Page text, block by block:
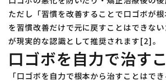
ただし「習慣を改善することで口ゴボが
を習慣改善だけで元に戻すことはできな
が現実的な認識として推奨されます[2]。
口ゴボを自力で治す
「口ゴボを自力で根本から治すことはで